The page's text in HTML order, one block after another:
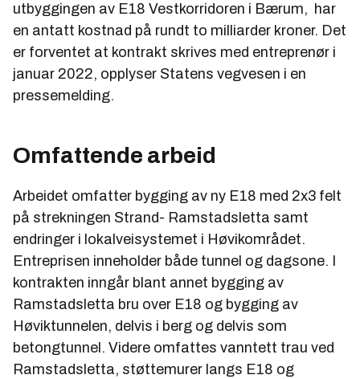
utbyggingen av E18 Vestkorridoren i Bærum, har
en antatt kostnad på rundt to milliarder kroner. Det
er forventet at kontrakt skrives med entreprenør i
januar 2022, opplyser Statens vegvesen i en
pressemelding.
Omfattende arbeid
Arbeidet omfatter bygging av ny E18 med 2x3 felt
på strekningen Strand- Ramstadsletta samt
endringer i lokalveisystemet i Høvikområdet.
Entreprisen inneholder både tunnel og dagsone. I
kontrakten inngår blant annet bygging av
Ramstadsletta bru over E18 og bygging av
Høviktunnelen, delvis i berg og delvis som
betongtunnel. Videre omfattes vanntett trau ved
Ramstadsletta, støttemurer langs E18 og